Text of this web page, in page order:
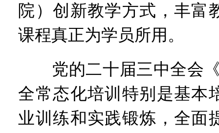
院）创新教学方式，丰富
课程真正为学员所用。
党的二十届三中全会《
全常态化培训特别是基本
业训练和实践锻炼，全面